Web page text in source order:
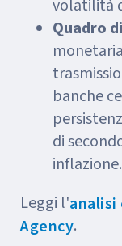
volatilità
Quadro
banche
di
inflazione.
Leggi l'analisi
Agency.